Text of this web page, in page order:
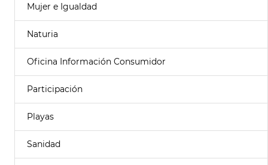
Mujer e Igualdad
Naturia
Oficina Información Consumidor
Participación
Playas
Sanidad